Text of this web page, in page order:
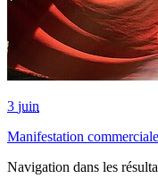
3 juin
Manifestation
Navigation dans les